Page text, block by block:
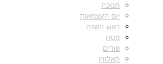
חנוכה
יום העצמאות
ראש השנה
פסח
פורים
האלווין